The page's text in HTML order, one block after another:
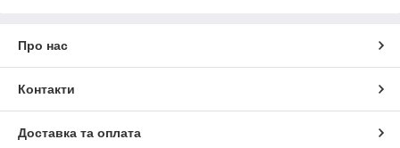
Про нас
Контакти
Доставка та оплата